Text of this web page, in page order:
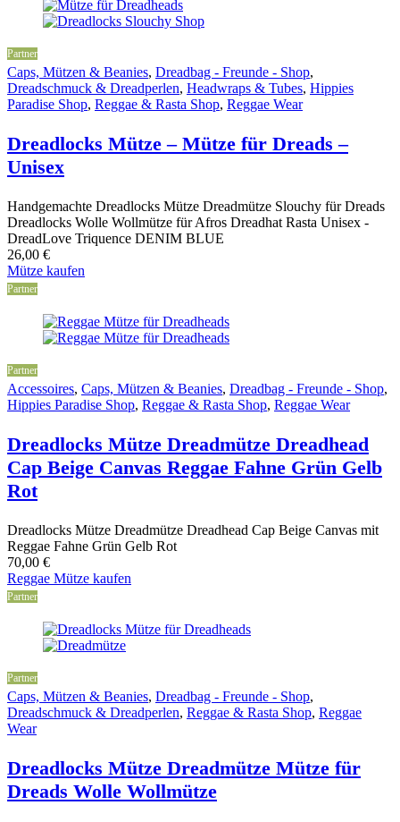
Partner
Caps, Mützen & Beanies, Dreadbag - Freunde - Shop,
Dreadschmuck & Dreadperlen, Headwraps & Tubes, Hippies
Paradise Shop, Reggae & Rasta Shop, Reggae Wear
Dreadlocks Mütze – Mütze für Dreads –
Unisex
Handgemachte Dreadlocks Mütze Dreadmütze Slouchy für Dreads
Dreadlocks Wolle Wollmütze für Afros Dreadhat Rasta Unisex -
DreadLove Triquence DENIM BLUE
26,00 €
Mütze kaufen
Partner
Partner
Accessoires, Caps, Mützen & Beanies, Dreadbag - Freunde - Shop,
Hippies Paradise Shop, Reggae & Rasta Shop, Reggae Wear
Dreadlocks Mütze Dreadmütze Dreadhead
Cap Beige Canvas Reggae Fahne Grün Gelb
Rot
Dreadlocks Mütze Dreadmütze Dreadhead Cap Beige Canvas mit
Reggae Fahne Grün Gelb Rot
70,00 €
Reggae Mütze kaufen
Partner
Partner
Caps, Mützen & Beanies, Dreadbag - Freunde - Shop,
Dreadschmuck & Dreadperlen, Reggae & Rasta Shop, Reggae
Wear
Dreadlocks Mütze Dreadmütze Mütze für
Dreads Wolle Wollmütze